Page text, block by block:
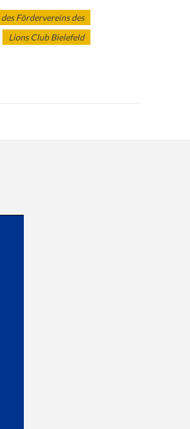
Fördervereins des
Lions Club Bielefeld